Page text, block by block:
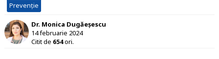
Prevenție
Dr. Monica Dugăeșescu
14 februarie 2024
Citit de 654ori.